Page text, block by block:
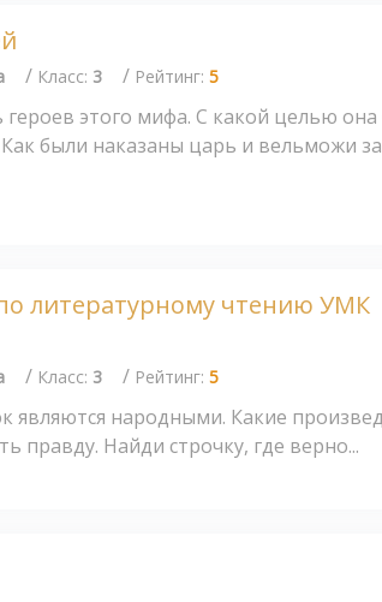
/ Класс: 3 / Рейтинг: 5
этого мифа. С какой целью она
были наказаны царь и вельможи
литературному чтению УМК
/ Класс: 3 / Рейтинг: 5
являются народными. Какие
правду. Найди строчку, где верно...